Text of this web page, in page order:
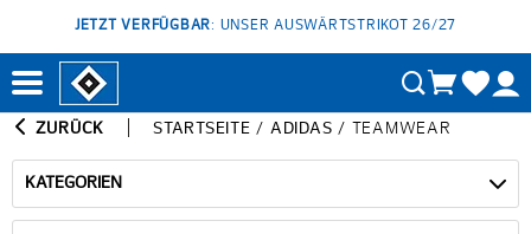
JETZT VERFÜGBAR: UNSER AUSWÄRTSTRIKOT 26/27
ZURÜCK STARTSEITE / ADIDAS / TEAMWEAR
KATEGORIEN